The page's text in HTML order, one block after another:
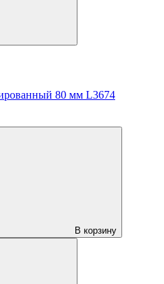
80 мм L3674
В корзину